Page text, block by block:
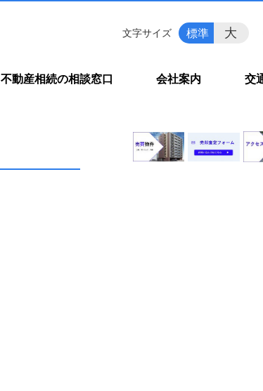
不動産相続の相談窓口 会社案内 交
文字サイズ 標準 大